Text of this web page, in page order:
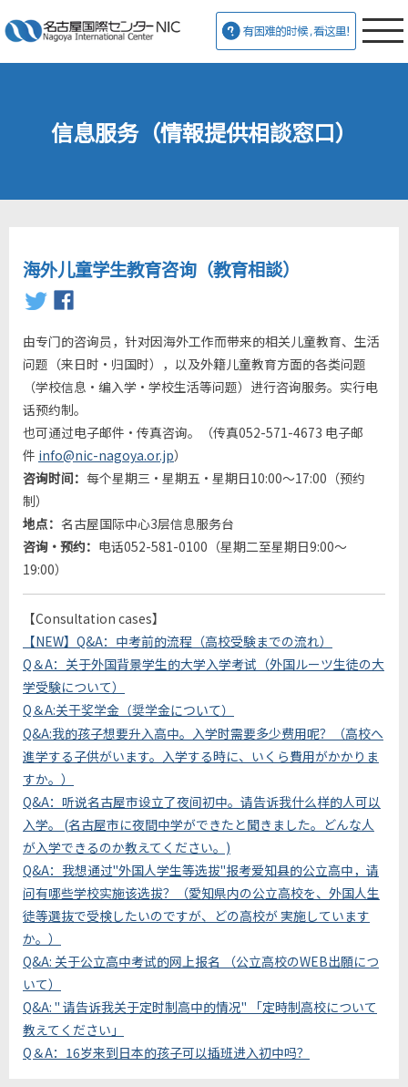
信息服务（情報提供相談窓口）
海外儿童学生教育咨询（教育相談）
由专门的咨询员，针对因海外工作而带来的相关儿童教育、生活
问题（来日时·归国时），以及外籍儿童教育方面的各类问题
（学校信息·编入学·学校生活等问题）进行咨询服务。实行电
话预约制。
也可通过电子邮件·传真咨询。（传真052-571-4673 电子邮
件 info@nic-nagoya.or.jp）
咨询时间： 每个星期三·星期五·星期日10:00～17:00（预约
制）
地点： 名古屋国际中心3层信息服务台
咨询·预约： 电话052-581-0100（星期二至星期日9:00～
19:00）
【Consultation cases】
【NEW】Q&A：中考前的流程（高校受験までの流れ）
Q＆A：关于外国背景学生的大学入学考试（外国ルーツ生徒の大
学受験について）
Q＆A:关于奖学金（奨学金について）
Q&A:我的孩子想要升入高中。入学时需要多少费用呢？（高校へ
進学する子供がいます。入学する時に、いくら費用がかかりま
すか。）
Q&A：听说名古屋市设立了夜间初中。请告诉我什么样的人可以
入学。 (名古屋市に夜間中学ができたと聞きました。どんな人
が入学できるのか教えてください。)
Q&A：我想通过"外国人学生等选拔"报考爱知县的公立高中，请
问有哪些学校实施该选拔？（愛知県内の公立高校を、外国人生
徒等選抜で受検したいのですが、どの高校が 実施しています
か。）
Q&A: 关于公立高中考试的网上报名 （公立高校のWEB出願につ
いて）
Q&A: " 请告诉我关于定时制高中的情况" 「定時制高校について
教えてください」
Q＆A：16岁来到日本的孩子可以插班进入初中吗？